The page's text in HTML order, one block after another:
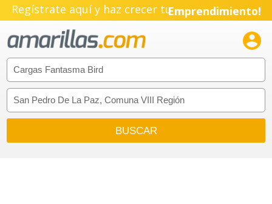
Regístrate aquí y haz crecer tuEmprendimiento!
